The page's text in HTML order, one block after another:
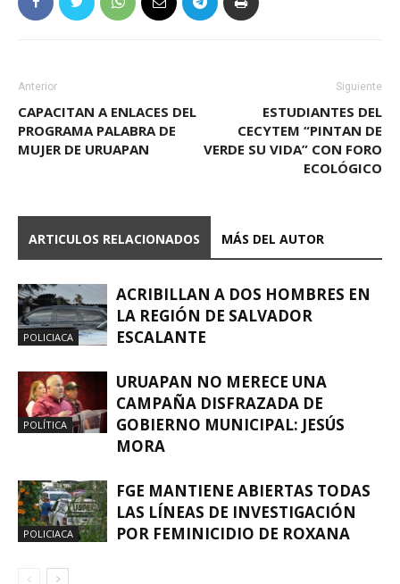
Anterior
CAPACITAN A ENLACES DEL
PROGRAMA PALABRA DE
MUJER DE URUAPAN
Siguiente
ESTUDIANTES DEL
CECYTEM “PINTAN DE
VERDE SU VIDA” CON FORO
ECOLÓGICO
ARTICULOS RELACIONADOS MÁS DEL AUTOR
POLICIACA
ACRIBILLAN A DOS HOMBRES EN
LA REGIÓN DE SALVADOR
ESCALANTE
POLÍTICA
URUAPAN NO MERECE UNA
CAMPAÑA DISFRAZADA DE
GOBIERNO MUNICIPAL: JESÚS
MORA
POLICIACA
FGE MANTIENE ABIERTAS TODAS
LAS LÍNEAS DE INVESTIGACIÓN
POR FEMINICIDIO DE ROXANA